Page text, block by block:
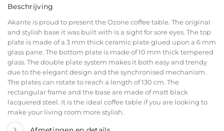
Beschrijving
Akante is proud to present the Ozone coffee table. The original
and stylish base it was built with is a sight for sore eyes. The top
plate is made of a 3 mm thick ceramic plate glued upon a 6 mm
glass pane. The bottom plate is made of 10 mm thick tempered
glass. The double plate system makes it both easy and trendy
due to the elegant design and the synchronised mechanism.
The plates can rotate to reach a length of 130 cm. The
rectangular frame and the base are made of matt black
lacquered steel. It is the ideal coffee table if you are looking to
make your living room more stylish.